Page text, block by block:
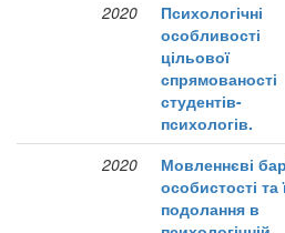
2020
Психологічні
особливості
цільової
спрямованості
студентів-
психологів.
2020
Мовленнєві
особистості та
подолання в